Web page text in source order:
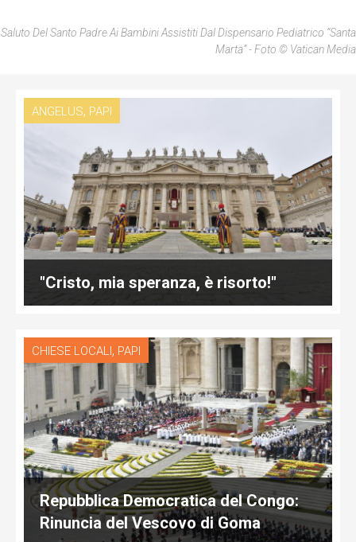
Saluto Del Santo Padre Ai Bambini Assistiti Dal Dispensario Pediatrico “Santa
Marta” - Foto © Vatican Media
ANGELUS, PAPI
"Cristo, mia speranza, è risorto!"
CHIESE LOCALI, PAPI
Repubblica Democratica del Congo:
Rinuncia del Vescovo di Goma